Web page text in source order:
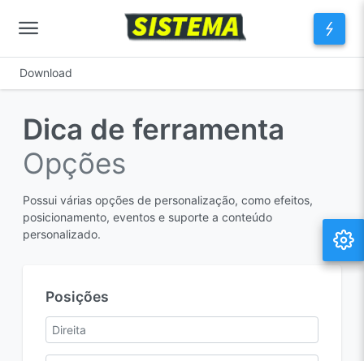
Download
Dica de ferramenta
Opções
Possui várias opções de personalização, como efeitos,
posicionamento, eventos e suporte a conteúdo
personalizado.
Posições